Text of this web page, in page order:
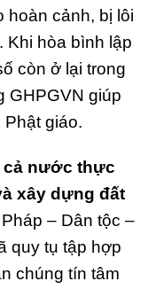
hoàn cảnh, bị lôi
Khi hòa bình lập
còn ở lại trong
GHPGVN giúp
giáo.
cả nước thực
xây dựng đất
– Dân tộc –
quy tụ tập hợp
chúng tín tâm